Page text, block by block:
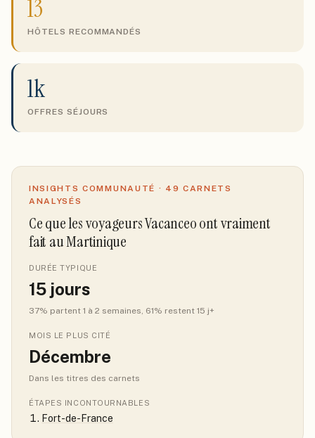
13
HÔTELS RECOMMANDÉS
1k
OFFRES SÉJOURS
INSIGHTS COMMUNAUTÉ · 49 CARNETS
ANALYSÉS
Ce que les voyageurs Vacanceo ont vraiment
fait au Martinique
DURÉE TYPIQUE
15 jours
37% partent 1 à 2 semaines, 61% restent 15 j+
MOIS LE PLUS CITÉ
Décembre
Dans les titres des carnets
ÉTAPES INCONTOURNABLES
Fort-de-France